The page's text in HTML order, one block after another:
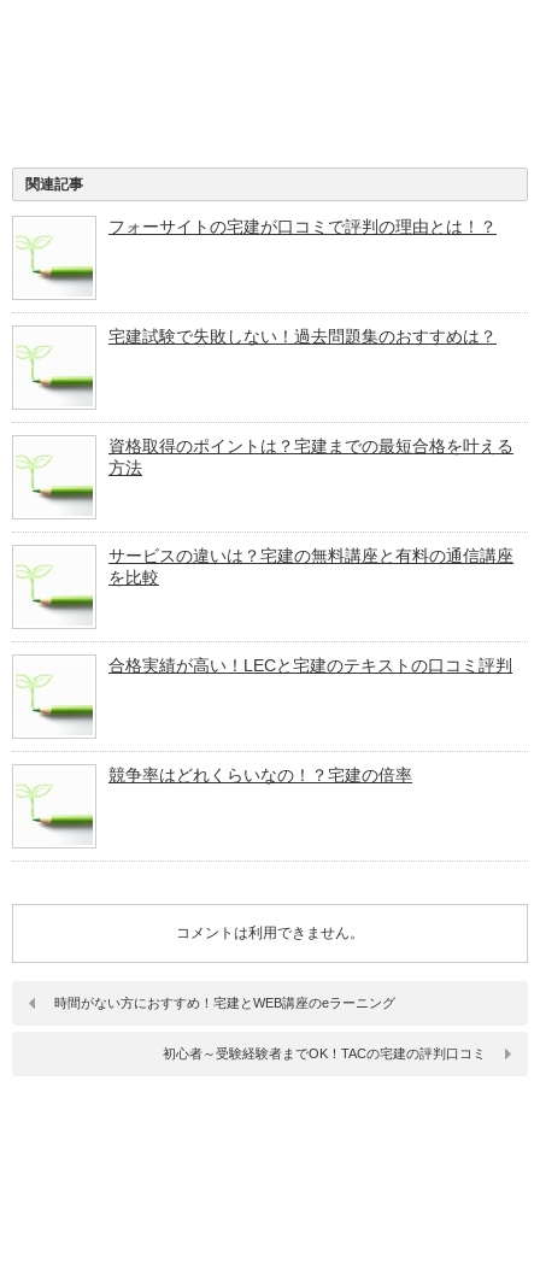
関連記事
フォーサイトの宅建が口コミで評判の理由とは！？
宅建試験で失敗しない！過去問題集のおすすめは？
資格取得のポイントは？宅建までの最短合格を叶える
方法
サービスの違いは？宅建の無料講座と有料の通信講座
を比較
合格実績が高い！LECと宅建のテキストの口コミ評判
競争率はどれくらいなの！？宅建の倍率
コメントは利用できません。
時間がない方におすすめ！宅建とWEB講座のeラーニング
初心者～受験経験者までOK！TACの宅建の評判口コミ